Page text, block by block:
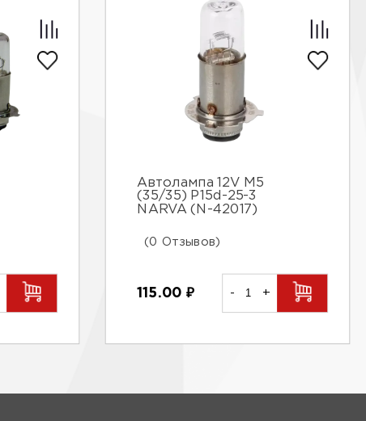
Автолампа 12V M5
(35/35) P15d-25-3
NARVA (N-42017)
(0 Отзывов)
115.00 ₽ - +